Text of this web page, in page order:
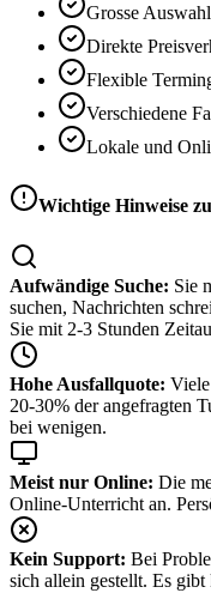
Grosse
Direkte
Flexible
Verschiedene
Lokale und
Wichtige Hinweise
Aufwändige Suche: Sie
suchen, Nachrichten
Sie mit 2-3 Stunden
Hohe Ausfallquote:
20-30% der angefragten
bei wenigen.
Meist nur Online: Die
Online-Unterricht an.
Kein Support: Bei
sich allein gestellt. Es